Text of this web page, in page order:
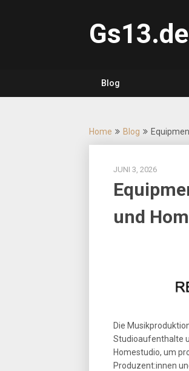
Gs13.de
Blog
Home Blog
JUNI 3, 2026
und
Die
Studioaufenthalte
Homestudio, um
Produzent:innen